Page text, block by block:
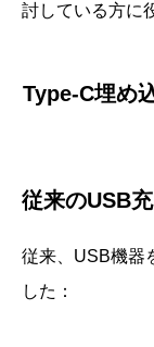
討している方に
Type-C埋め
従来のUSB
従来、USB機器
した：